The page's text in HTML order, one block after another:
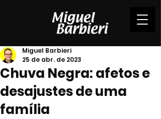
Chuva Negra: afetos e
desajustes de uma
família
Miguel Barbieri
25 de abr. de 2023